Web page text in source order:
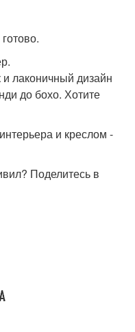
лаконичный дизайн
до бохо. Хотите
и креслом -
Поделитесь в